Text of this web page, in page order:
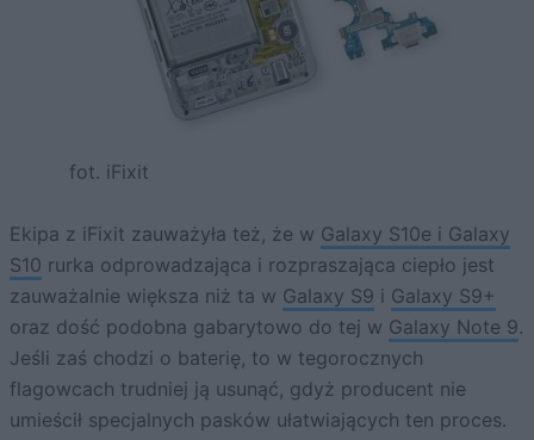
fot. iFixit
Ekipa z iFixit zauważyła też, że w Galaxy S10e i Galaxy
S10 rurka odprowadzająca i rozpraszająca ciepło jest
zauważalnie większa niż ta w Galaxy S9 i Galaxy S9+
oraz dość podobna gabarytowo do tej w Galaxy Note 9.
Jeśli zaś chodzi o baterię, to w tegorocznych
flagowcach trudniej ją usunąć, gdyż producent nie
umieścił specjalnych pasków ułatwiających ten proces.